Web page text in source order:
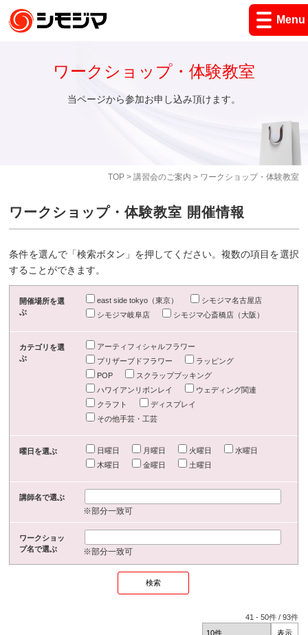
Menu
TOP> 講習会のご案内 > ワークショップ・体験教室
ワークショップ・体験教室
当ページから参加お申し込み頂けます。
ワークショップ・体験教室 開催情報
条件を選んで「検索ボタン」を押してください。複数の項目を選択
することができます。
開催場所を選
ぶ
east side tokyo（東京）
シモジマ名古屋店
シモジマ岐阜店
シモジマ心斎橋店（大阪）
カテゴリを選
ぶ
アーティフィシャルフラワー
プリザーブドフラワー
ラッピング
POP
スクラップブッキング
ハワイアンリボンレイ
ウェディング関連
クラフト
ディスプレイ
その他手芸・工芸
曜日を選ぶ 日曜日 月曜日 火曜日
水曜日
木曜日
金曜日 土曜日
講師名で選ぶ
※部分一致可
ワークショッ
プ名で選ぶ
※部分一致可
41 -50件 /93件